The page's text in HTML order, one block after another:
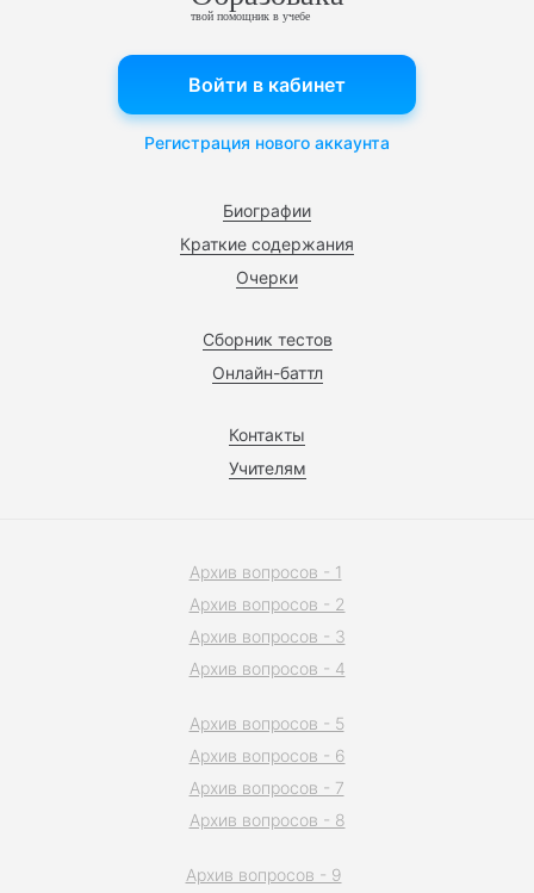
твой помощник в учебе
Биографии
Краткие содержания
Очерки
Сборник тестов
Онлайн-баттл
Контакты
Учителям
Войти в кабинет
Регистрация нового аккаунта
Архив вопросов - 1
Архив вопросов - 2
Архив вопросов - 3
Архив вопросов - 4
Архив вопросов - 5
Архив вопросов - 6
Архив вопросов - 7
Архив вопросов - 8
Архив вопросов - 9